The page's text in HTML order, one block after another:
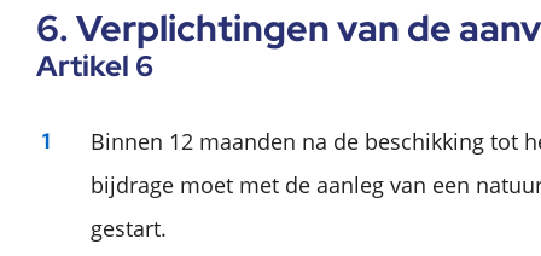
6. Verplichtingen van de
Artikel 6
Binnen 12 maanden na de beschikking tot
bijdrage moet met de aanleg van een
gestart.